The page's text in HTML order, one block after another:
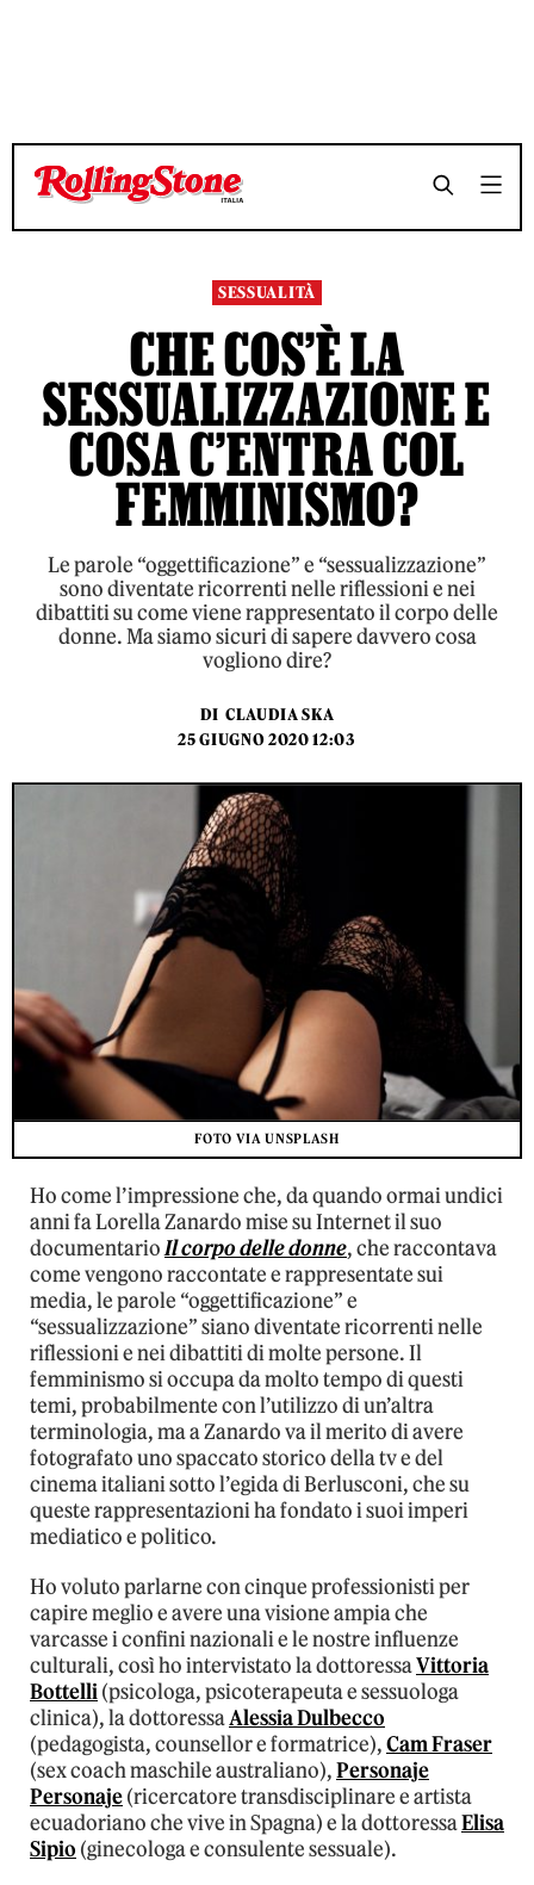
TEMPO DI LETTURA 9 MINUTI SHARE
TEMPO DI LETTURA 9 MINUTI SHARE
SESSUALITÀ
CHE COS’È LA
SESSUALIZZAZIONE E
COSA C’ENTRA COL
FEMMINISMO?
Le parole “oggettificazione” e “sessualizzazione”
sono diventate ricorrenti nelle riflessioni e nei
dibattiti su come viene rappresentato il corpo delle
donne. Ma siamo sicuri di sapere davvero cosa
vogliono dire?
DI CLAUDIA SKA
25 GIUGNO 2020 12:03
FOTO VIA UNSPLASH
Ho come l’impressione che, da quando ormai undici
anni fa Lorella Zanardo mise su Internet il suo
documentarioIl corpo delle donne, che raccontava
come vengono raccontate e rappresentate sui
media, le parole “oggettificazione” e
“sessualizzazione” siano diventate ricorrenti nelle
riflessioni e nei dibattiti di molte persone. Il
femminismo si occupa da molto tempo di questi
temi, probabilmente con l’utilizzo di un’altra
terminologia, ma a Zanardo va il merito di avere
fotografato uno spaccato storico della tv e del
cinema italiani sotto l’egida di Berlusconi, che su
queste rappresentazioni ha fondato i suoi imperi
mediatico e politico.
Ho voluto parlarne con cinque professionisti per
capire meglio e avere una visione ampia che
varcasse i confini nazionali e le nostre influenze
culturali, così ho intervistato la dottoressaVittoria
Bottelli(psicologa, psicoterapeuta e sessuologa
clinica), la dottoressaAlessia Dulbecco
(pedagogista, counsellor e formatrice),Cam Fraser
(sex coach maschile australiano),Personaje
Personaje(ricercatore transdisciplinare e artista
ecuadorianoche vive in Spagna) e la dottoressaElisa
Sipio (ginecologa e consulente sessuale).